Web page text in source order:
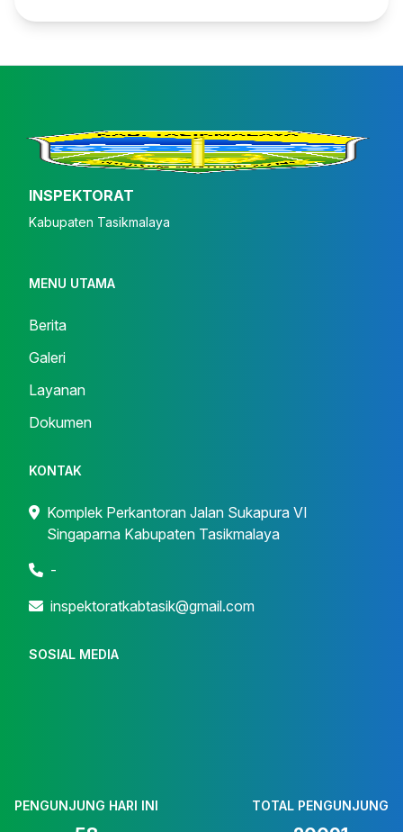
INSPEKTORAT
Kabupaten Tasikmalaya
MENU UTAMA
Berita
Galeri
Layanan
Dokumen
KONTAK
Komplek Perkantoran Jalan Sukapura VI
Singaparna Kabupaten Tasikmalaya
-
inspektoratkabtasik@gmail.com
SOSIAL MEDIA
PENGUNJUNG HARI INI TOTAL PENGUNJUNG